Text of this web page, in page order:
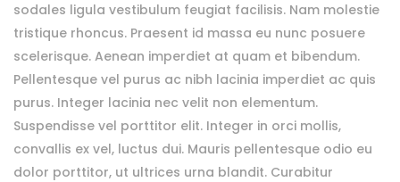
sodales ligula vestibulum feugiat facilisis. Nam molestie
tristique rhoncus. Praesent id massa eu nunc posuere
scelerisque. Aenean imperdiet at quam et bibendum.
Pellentesque vel purus ac nibh lacinia imperdiet ac quis
purus. Integer lacinia nec velit non elementum.
Suspendisse vel porttitor elit. Integer in orci mollis,
convallis ex vel, luctus dui. Mauris pellentesque odio eu
dolor porttitor, ut ultrices urna blandit. Curabitur